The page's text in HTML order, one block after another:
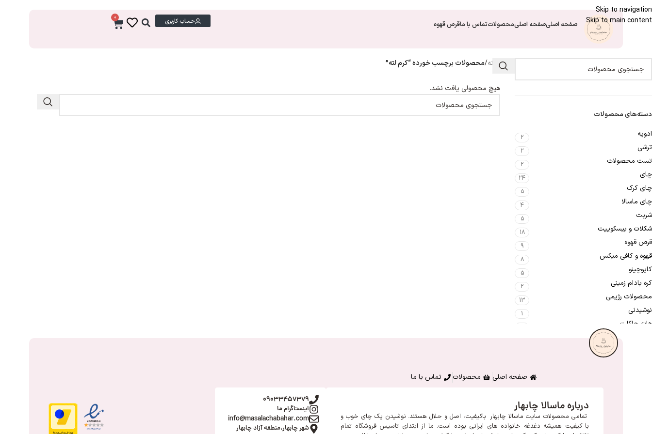
Skip to navigation
Skip to main content
صفحه اصلیصفحه اصلیمحصولاتتماس با ماقرص قهوه حساب کاربری 0
دسته‌های محصولات
ادویه
2
ترشی 2
تست محصولات 2
چای 24
چای کرک 5
چای ماسالا 4
شربت 5
شکلات و بیسکوییت 18
قرص قهوه 9
قهوه و کافی میکس 8
کاپوچینو 5
کره بادام زمینی 2
محصولات رژیمی 13
نوشیدنی 1
هات چاکلت
خانه/محصولات برچسب خورده “کرم لته”
هیچ محصولی یافت نشد.
صفحه اصلی محصولات تماس با ما
درباره ماسالا چابهار
تمامی محصولات سایت ماسالا چابهار باکیفیت، اصل و حلال هستند. نوشیدن یک چای خوب و
با کیفیت همیشه دغدغه خانواده های ایرانی بوده است. ما از ابتدای تاسیس فروشگاه تمام
09033457379
اینستاگرام ما
info@masalachabahar.com
شهر چابهار،منطقه آزاد چابهار